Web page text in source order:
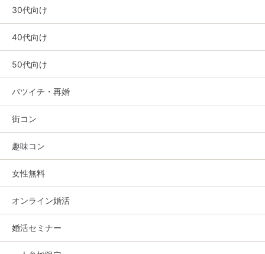
30代向け
40代向け
50代向け
バツイチ・再婚
街コン
趣味コン
女性無料
オンライン婚活
婚活セミナー